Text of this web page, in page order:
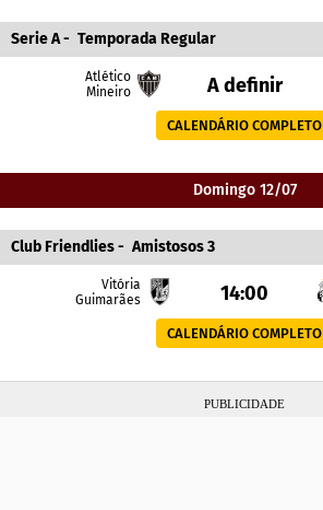
Serie A- Temporada Regular
Atlético
Mineiro
A definir
CALENDÁRIO COMPLETO
Domingo 12/07
Club Friendlies- Amistosos 3
Vitória
Guimarães
14:00
CALENDÁRIO COMPLETO